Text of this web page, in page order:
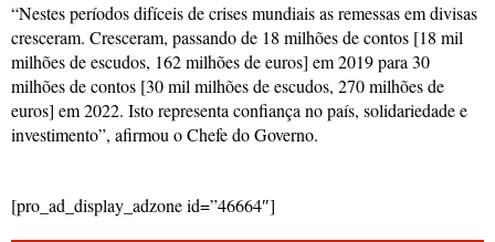
“Nestes períodos difíceis de crises mundiais as remessas em divisas
cresceram. Cresceram, passando de 18 milhões de contos [18 mil
milhões de escudos, 162 milhões de euros] em 2019 para 30
milhões de contos [30 mil milhões de escudos, 270 milhões de
euros] em 2022. Isto representa confiança no país, solidariedade e
investimento”, afirmou o Chefe do Governo.
[pro_ad_display_adzone id=”46664″]